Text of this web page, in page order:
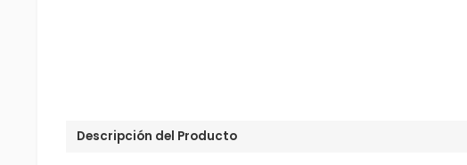
Descripción del Producto